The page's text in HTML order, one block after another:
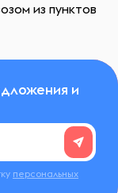
из пунктов
и
персональных